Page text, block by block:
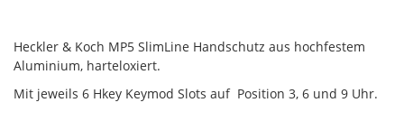
Heckler & Koch MP5 SlimLine Handschutz aus hochfestem
Aluminium, harteloxiert.
Mit jeweils 6 Hkey Keymod Slots auf Position 3, 6 und 9 Uhr.